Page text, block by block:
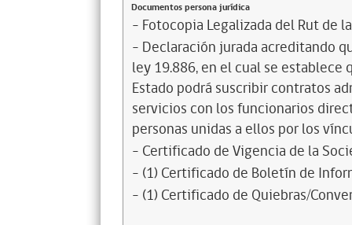
Documentos persona jurídica
- Fotocopia Legalizada del Rut de
- Declaración jurada acreditando
ley 19.886, en el cual se
Estado podrá suscribir contratos
servicios con los funcionarios
personas unidas a ellos por los
- Certificado de Vigencia de la
- (1) Certificado de Boletín de
- (1) Certificado de Quiebras/